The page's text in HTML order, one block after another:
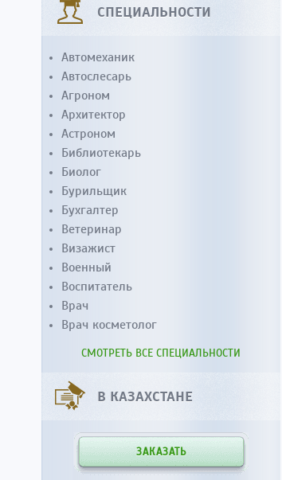
СПЕЦИАЛЬНОСТИ
Автомеханик
Автослесарь
Агроном
Архитектор
Астроном
Библиотекарь
Биолог
Бурильщик
Бухгалтер
Ветеринар
Визажист
Военный
Воспитатель
Врач
Врач косметолог
СМОТРЕТЬ ВСЕ СПЕЦИАЛЬНОСТИ
В КАЗАХСТАНЕ
ЗАКАЗАТЬ